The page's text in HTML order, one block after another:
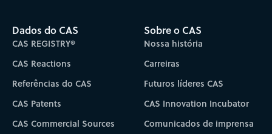
Dados do CAS
CAS REGISTRY®
CAS Reactions
Referências do CAS
CAS Patents
CAS Commercial Sources
Sobre o CAS
Nossa história
Carreiras
Futuros líderes CAS
CAS Innovation Incubator
Comunicados de imprensa